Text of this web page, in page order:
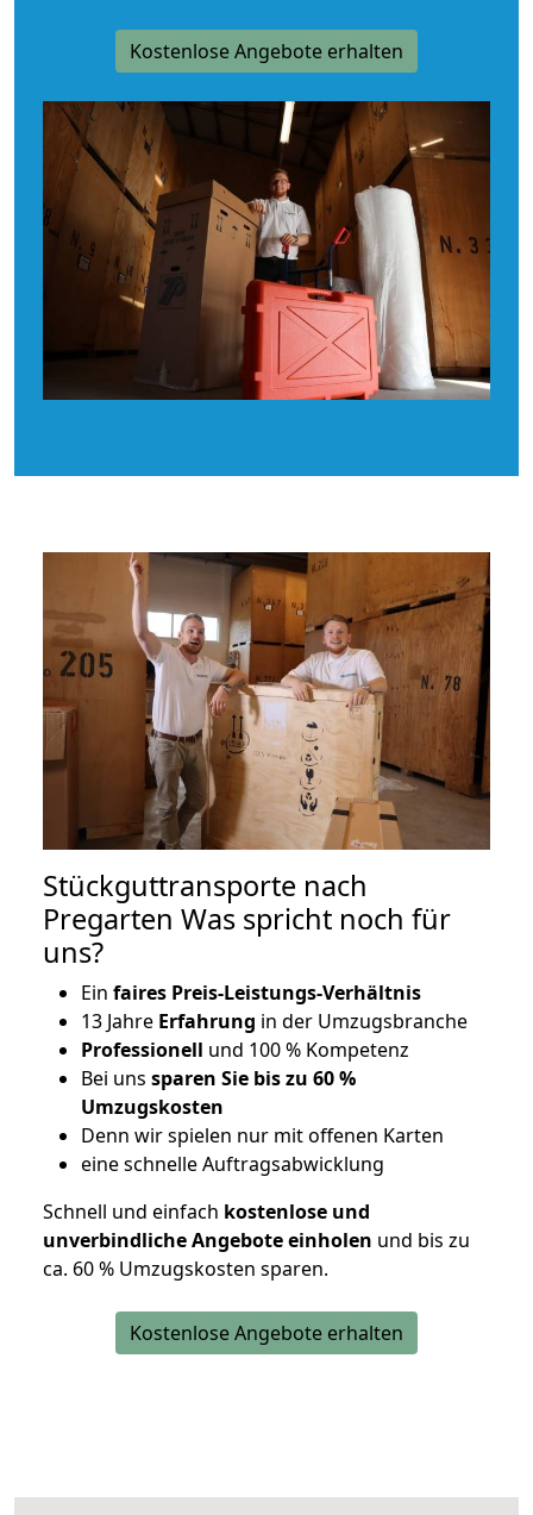
Kostenlose Angebote erhalten
Stückguttransporte nach
Pregarten Was spricht noch für
uns?
Ein faires Preis-Leistungs-Verhältnis
13 Jahre Erfahrung in der Umzugsbranche
Professionell und 100 % Kompetenz
Bei uns sparen Sie bis zu 60 %
Umzugskosten
Denn wir spielen nur mit offenen Karten
eine schnelle Auftragsabwicklung
Schnell und einfach kostenlose und
unverbindliche Angebote einholen und bis zu
ca. 60 % Umzugskosten sparen.
Kostenlose Angebote erhalten